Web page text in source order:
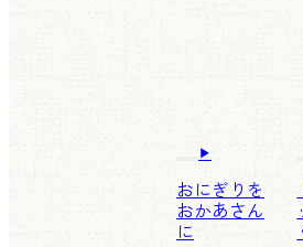
おにぎりを
おかあさん
に